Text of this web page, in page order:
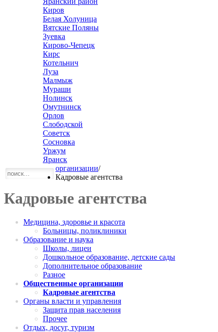
Киров
Белая Холуница
Вятские Поляны
Зуевка
Кирово-Чепецк
Кирс
Котельнич
Луза
Малмыж
Мураши
Нолинск
Омутнинск
Орлов
Слободской
Советск
Сосновка
Уржум
Яранск
организации/
Кадровые агентства
Кадровые агентства
Медицина, здоровье и красота
Больницы, поликлиники
Образование и наука
Школы, лицеи
Дошкольное образование, детские сады
Дополнительное образование
Разное
Общественные организации
Кадровые агентства
Органы власти и управления
Защита прав населения
Прочее
Отдых, досуг, туризм